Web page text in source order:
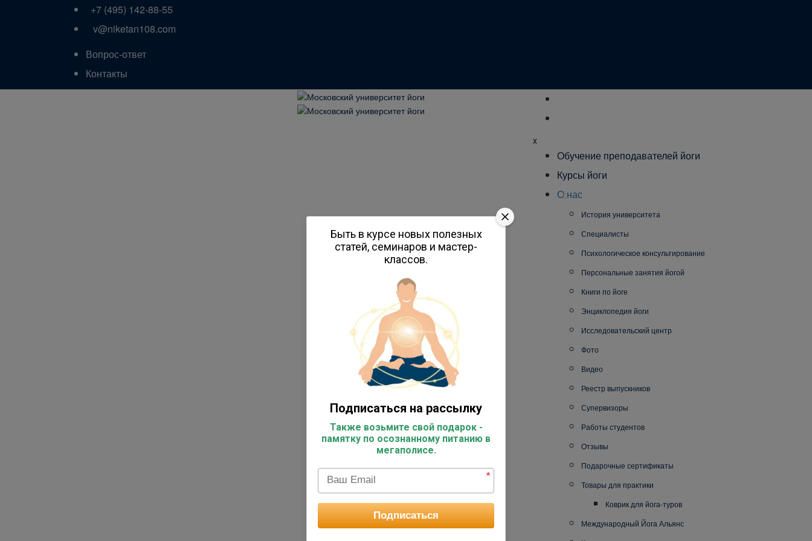
+7 (495) 142-88-55
v@niketan108.com
Вопрос-ответ
Контакты
x
Обучение преподавателей йоги
Курсы йоги
О нас
История университета
Специалисты
Психологическое консультирование
Персональные занятия йогой
Книги по йоге
Энциклопедия йоги
Исследовательский центр
Фото
Видео
Реестр выпускников
Супервизоры
Работы студентов
Отзывы
Подарочные сертификаты
Товары для практики
Коврик для йога-туров
Международный Йога Альянс
Быть в курсе новых полезных
статей, семинаров и мастер-
классов.
Подписаться на рассылку
Также возьмите свой подарок -
памятку по осознанному питанию в
мегаполисе.
*
Подписаться